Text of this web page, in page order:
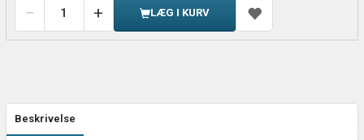
LÆG I KURV
Beskrivelse